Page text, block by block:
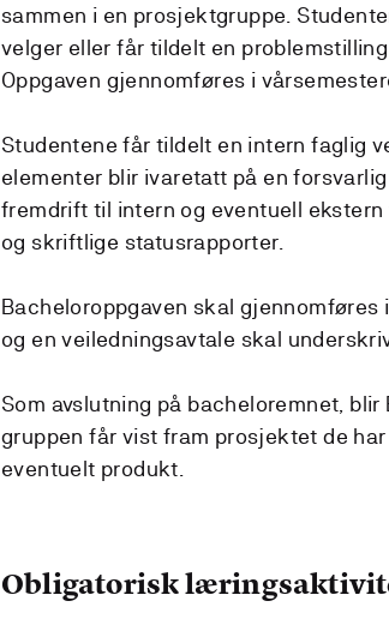
sammen i en prosjektgruppe.
velger eller får tildelt en
Oppgaven gjennomføres i
Studentene får tildelt en intern faglig
elementer blir ivaretatt på en
fremdrift til intern og eventuell
og skriftlige statusrapporter.
Bacheloroppgaven skal
og en veiledningsavtale skal
Som avslutning på bacheloremnet,
gruppen får vist fram prosjektet de
eventuelt produkt.
Obligatorisk